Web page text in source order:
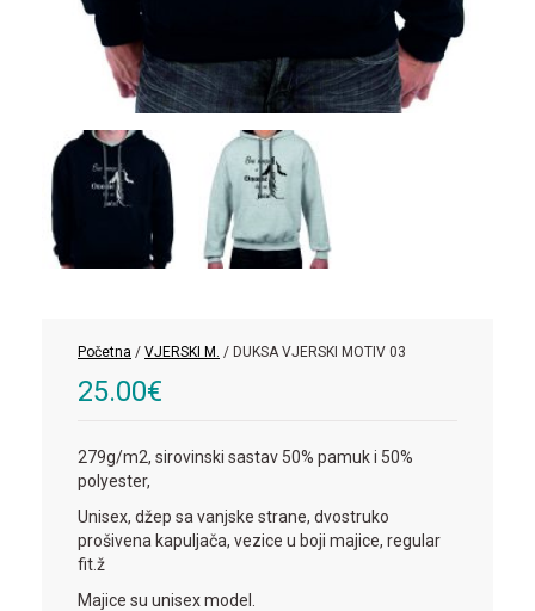
Početna / VJERSKI M. / DUKSA VJERSKI MOTIV 03
25.00€
279g/m2, sirovinski sastav 50% pamuk i 50%
polyester,
Unisex, džep sa vanjske strane, dvostruko
prošivena kapuljača, vezice u boji majice, regular
fit.ž
Majice su unisex model.